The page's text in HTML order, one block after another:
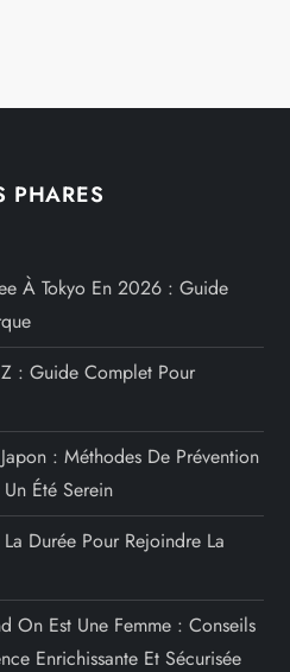
PHARES
À Tokyo En 2026 : Guide
: Guide Complet Pour
: Méthodes De Prévention
Été Serein
Durée Pour Rejoindre La
On Est Une Femme : Conseils
Enrichissante Et Sécurisée